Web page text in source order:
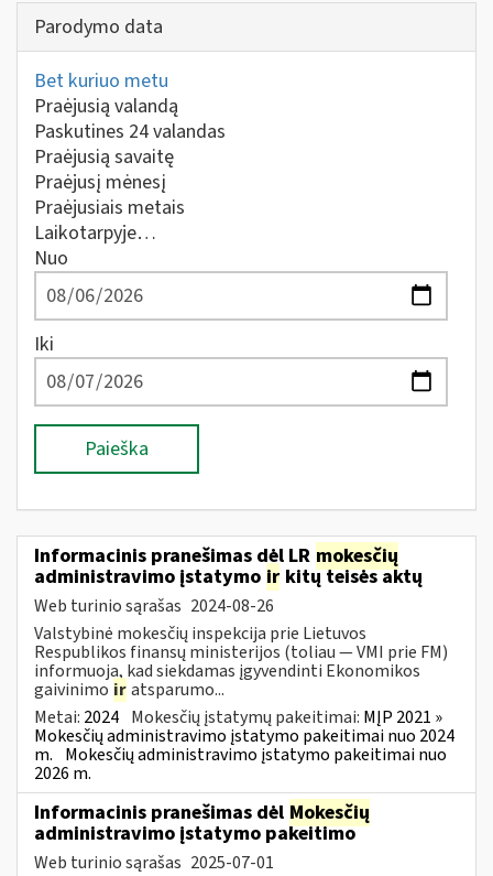
Parodymo data
Bet kuriuo metu
Praėjusią valandą
Paskutines 24 valandas
Praėjusią savaitę
Praėjusį mėnesį
Praėjusiais metais
Laikotarpyje…
Nuo
Iki
Paieška
Informacinis pranešimas dėl LR mokesčių
administravimo įstatymo ir kitų teisės aktų
Web turinio sąrašas 2024-08-26
Valstybinė mokesčių inspekcija prie Lietuvos
Respublikos finansų ministerijos (toliau — VMI prie FM)
informuoja, kad siekdamas įgyvendinti Ekonomikos
gaivinimo iratsparumo...
Metai: 2024 Mokesčių įstatymų pakeitimai: MĮP 2021 »
Mokesčių administravimo įstatymo pakeitimai nuo 2024
m. Mokesčių administravimo įstatymo pakeitimai nuo
2026 m.
Informacinis pranešimas dėl Mokesčių
administravimo įstatymo pakeitimo
Web turinio sąrašas 2025-07-01